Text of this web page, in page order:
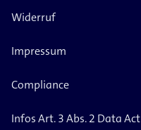
Widerruf
Impressum
Compliance
Infos Art. 3 Abs. 2 Data Act